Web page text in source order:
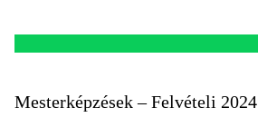
Mesterképzések – Felvételi 2024